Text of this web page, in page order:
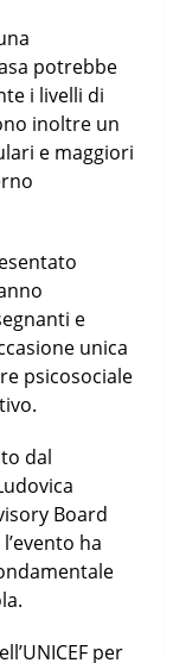
potrebbe
i livelli di
inoltre un
e maggiori
e
unica
psicosociale
dal
Board
ha
per